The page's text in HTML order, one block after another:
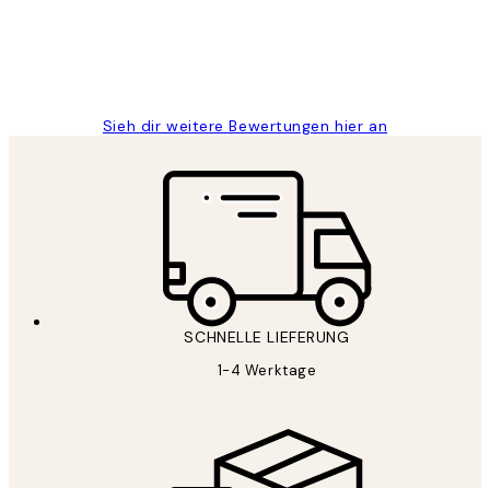
Sieh dir weitere Bewertungen hier an
SCHNELLE LIEFERUNG
1-4 Werktage